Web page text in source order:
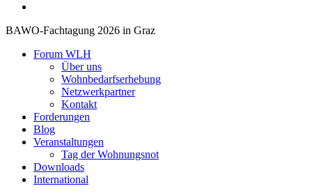
BAWO-Fachtagung 2026 in Graz
Forum WLH
Über uns
Wohnbedarfserhebung
Netzwerkpartner
Kontakt
Forderungen
Blog
Veranstaltungen
Tag der Wohnungsnot
Downloads
International